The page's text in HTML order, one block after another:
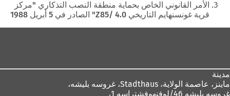
هنا
الأمر القانوني الخاص بحماية منطقة النصب التذكاري "مركز
قرية غونسنهايم التاريخي Z85/ 4.0" الصادر في 5 أبريل 1988
مدينة
ماينز، عاصمة الولاية،
غروسه بليشه 46/لوفنهوفشتراسه 1،